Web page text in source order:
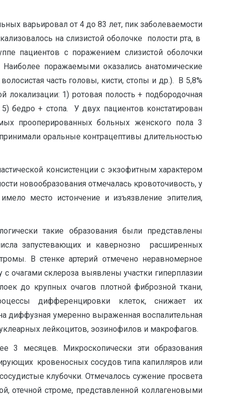
варьировал от 4 до 83 лет, пик заболеваемости
на слизистой оболочке полости рта, в
пациентов с поражением слизистой оболочки
поражаемыми оказались анатомические
часть головы, кисти, стопы и др.). В 5,8%
1) ротовая полость + подбородочная
бедро + стопа. У двух пациентов констатирован
прооперированных больных женского пола 3
оральные контрацептивы длительностью
консистенции с экзофитным характером
новообразования отмечалась кровоточивость, у
место истончение и изъязвление эпителия,
такие образования были представлены
запустевающих и кавернозно расширенных
В стенке артерий отмечено неравномерное
очагами склероза выявлены участки гиперплазии
до крупных очагов плотной фиброзной ткани,
дифференцировки клеток, снижает их
диффузная умеренно выраженная воспалительная
лейкоцитов, эозинофилов и макрофагов.
3 месяцев. Микроскопически эти образования
кровеносных сосудов типа капилляров или
клубочки. Отмечалось сужение просвета
отечной строме, представленной коллагеновыми